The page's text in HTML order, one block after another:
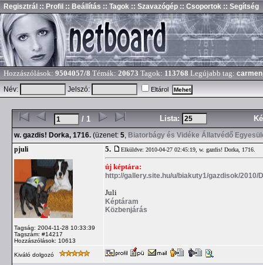
Regisztrál :: Profil :: Beállítás :: Tagok :: Szavazógép :: Csoportok :: Segítség
Hozzászólások: 9504057/8 Témák: 20673 Tagok: 113768 Legújabb tag:
Név:
Jelszó: Eltárol
/ 1 Lista:
w. gazdis! Dorka, 1716. (üzenet: 5, Biatorbágy és Vidéke Állatvédő
pjuli
Tagság: 2004-11-28 10:33:39
Tagszám: #14217
Hozzászólások: 10613
5. Elküldve: 2010-04-27 02:45:19, w. gazdis! Dorka, 1716.
új képtára:
http://gallery.site.hu/u/biakuty1/gazdisok/2010/
Juli
Képtáram
Közbenjárás
Kiváló dolgozó